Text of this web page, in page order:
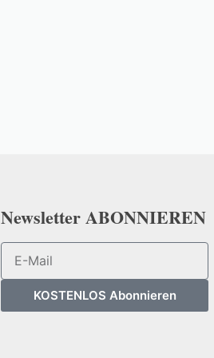
Newsletter ABONNIEREN
KOSTENLOS Abonnieren